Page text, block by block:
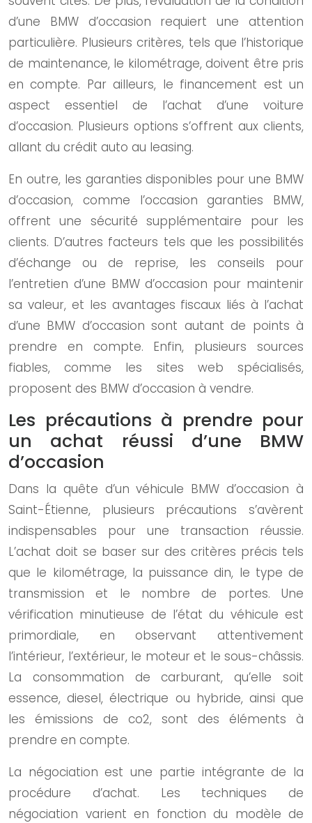
d’une BMW d’occasion requiert une attention
particulière. Plusieurs critères, tels que l’historique
de maintenance, le kilométrage, doivent être pris
en compte. Par ailleurs, le financement est un
aspect essentiel de l’achat d’une voiture
d’occasion. Plusieurs options s’offrent aux clients,
allant du crédit auto au leasing.
En outre, les garanties disponibles pour une BMW
d’occasion, comme l’occasion garanties BMW,
offrent une sécurité supplémentaire pour les
clients. D’autres facteurs tels que les possibilités
d’échange ou de reprise, les conseils pour
l’entretien d’une BMW d’occasion pour maintenir
sa valeur, et les avantages fiscaux liés à l’achat
d’une BMW d’occasion sont autant de points à
prendre en compte. Enfin, plusieurs sources
fiables, comme les sites web spécialisés,
proposent des BMW d’occasion à vendre.
Les précautions à prendre pour
un achat réussi d’une BMW
d’occasion
Dans la quête d’un véhicule BMW d’occasion à
Saint-Étienne, plusieurs précautions s’avèrent
indispensables pour une transaction réussie.
L’achat doit se baser sur des critères précis tels
que le kilométrage, la puissance din, le type de
transmission et le nombre de portes. Une
vérification minutieuse de l’état du véhicule est
primordiale, en observant attentivement
l’intérieur, l’extérieur, le moteur et le sous-châssis.
La consommation de carburant, qu’elle soit
essence, diesel, électrique ou hybride, ainsi que
les émissions de co2, sont des éléments à
prendre en compte.
La négociation est une partie intégrante de la
procédure d’achat. Les techniques de
négociation varient en fonction du modèle de